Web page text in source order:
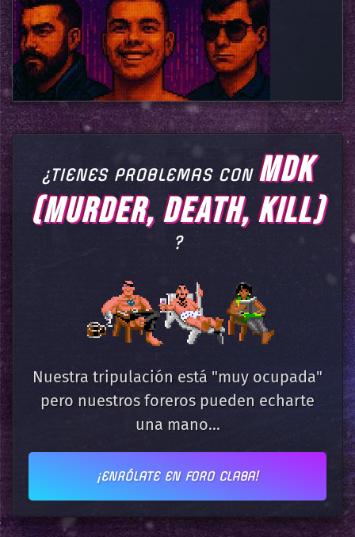
¿TIENES PROBLEMAS CONMDK
(MURDER, DEATH, KILL)
?
Nuestra tripulación está "muy ocupada"
pero nuestros foreros pueden echarte
una mano...
¡ENRÓLATE EN FORO CLABA!